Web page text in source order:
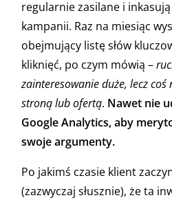
regularnie zasilane i
kampanii. Raz na miesiąc
obejmujący listę słów
kliknięć, po czym mówią –
zainteresowanie duże, lecz coś
stroną lub ofertą. Nawet nie
Google Analytics, aby
swoje argumenty.
Po jakimś czasie klient
(zazwyczaj słusznie), że ta